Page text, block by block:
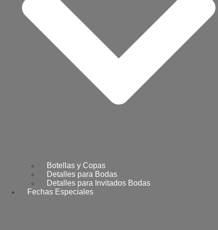
Botellas y Copas
Detalles para Bodas
Detalles para Invitados Bodas
Fechas Especiales